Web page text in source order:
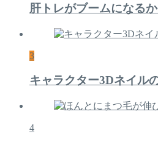
肝トレがブームになるか
3
キャラクター3Dネイル
4